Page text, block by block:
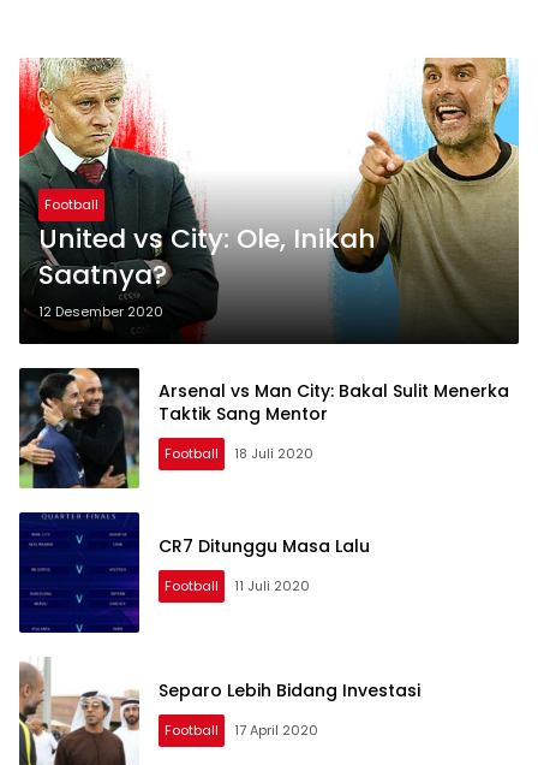
Football
United vs City: Ole, Inikah
Saatnya?
12 Desember 2020
Arsenal vs Man City: Bakal Sulit Menerka
Taktik Sang Mentor
Football 18 Juli 2020
CR7 Ditunggu Masa Lalu
Football 11 Juli 2020
Separo Lebih Bidang Investasi
Football 17 April 2020